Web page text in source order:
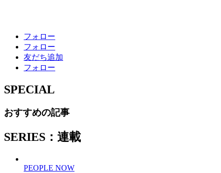
フォロー
フォロー
友だち追加
フォロー
SPECIAL
おすすめの記事
SERIES：連載
PEOPLE NOW